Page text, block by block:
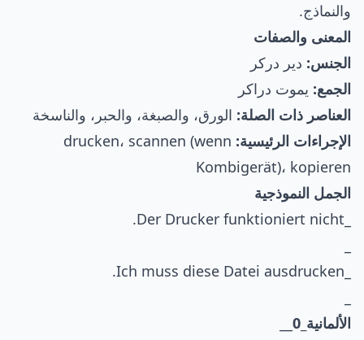
والنماذج.
المعنى والصفات
الجنس: دير دركر
الجمع: يموت دراكر
العناصر ذات الصلة: الورق، والصبغة، والحبر، والناسخة
الإجراءات الرئيسية: drucken، scannen (wenn
Kombigerät)، kopieren
الجمل النموذجية
الألمانية_0